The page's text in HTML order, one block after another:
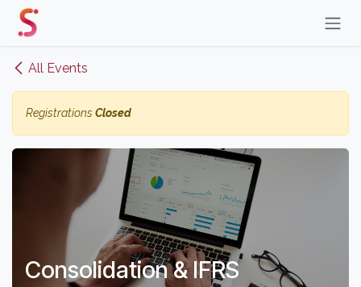
Skip to Content
All Events
Registrations Closed
Consolidation & IFRS